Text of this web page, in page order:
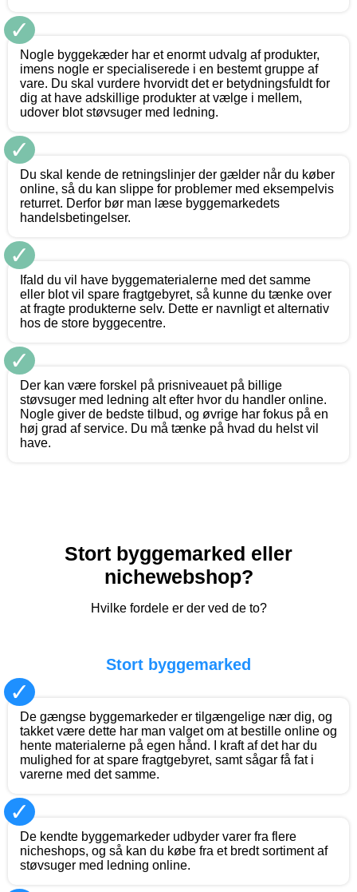
✓
Nogle byggekæder har et enormt udvalg af produkter,
imens nogle er specialiserede i en bestemt gruppe af
vare. Du skal vurdere hvorvidt det er betydningsfuldt for
dig at have adskillige produkter at vælge i mellem,
udover blot støvsuger med ledning.
✓
Du skal kende de retningslinjer der gælder når du køber
online, så du kan slippe for problemer med eksempelvis
returret. Derfor bør man læse byggemarkedets
handelsbetingelser.
✓
Ifald du vil have byggematerialerne med det samme
eller blot vil spare fragtgebyret, så kunne du tænke over
at fragte produkterne selv. Dette er navnligt et alternativ
hos de store byggecentre.
✓
Der kan være forskel på prisniveauet på billige
støvsuger med ledning alt efter hvor du handler online.
Nogle giver de bedste tilbud, og øvrige har fokus på en
høj grad af service. Du må tænke på hvad du helst vil
have.
Stort byggemarked eller
nichewebshop?
Hvilke fordele er der ved de to?
Stort byggemarked
✓
De gængse byggemarkeder er tilgængelige nær dig, og
takket være dette har man valget om at bestille online og
hente materialerne på egen hånd. I kraft af det har du
mulighed for at spare fragtgebyret, samt sågar få fat i
varerne med det samme.
✓
De kendte byggemarkeder udbyder varer fra flere
nicheshops, og så kan du købe fra et bredt sortiment af
støvsuger med ledning online.